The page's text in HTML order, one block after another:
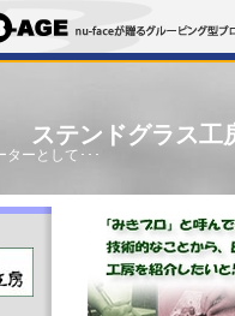
ステンドグラス工
ーとして･･･